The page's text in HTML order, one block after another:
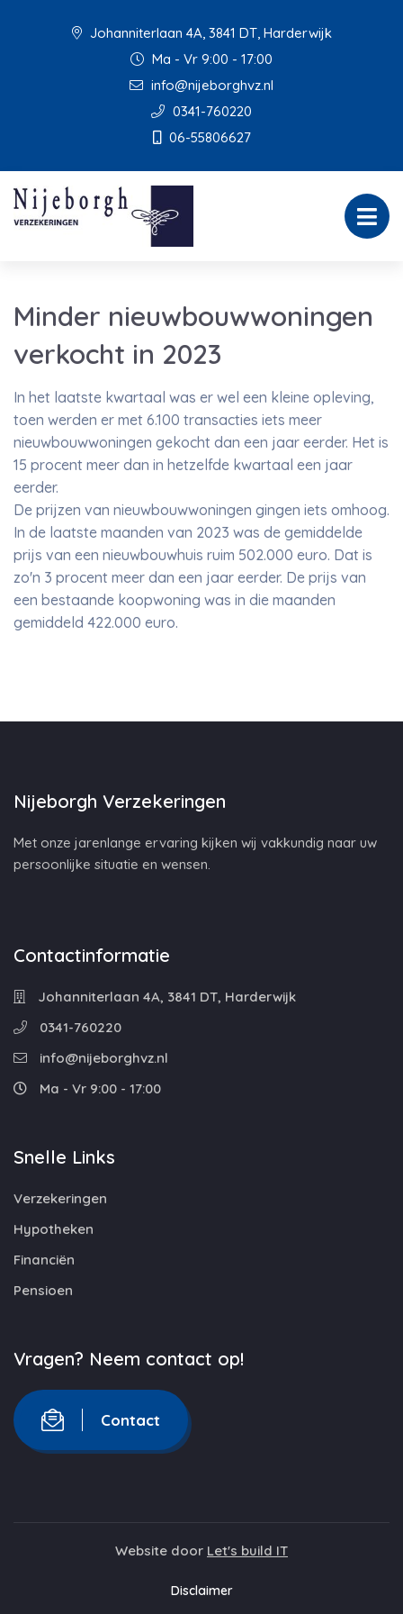
Johanniterlaan 4A, 3841 DT, Harderwijk
Ma - Vr 9:00 - 17:00
info@nijeborghvz.nl
0341-760220
06-55806627
Minder nieuwbouwwoningen
verkocht in 2023
In het laatste kwartaal was er wel een kleine opleving,
toen werden er met 6.100 transacties iets meer
nieuwbouwwoningen gekocht dan een jaar eerder. Het is
15 procent meer dan in hetzelfde kwartaal een jaar
eerder.
De prijzen van nieuwbouwwoningen gingen iets omhoog.
In de laatste maanden van 2023 was de gemiddelde
prijs van een nieuwbouwhuis ruim 502.000 euro. Dat is
zo'n 3 procent meer dan een jaar eerder. De prijs van
een bestaande koopwoning was in die maanden
gemiddeld 422.000 euro.
Nijeborgh Verzekeringen
Met onze jarenlange ervaring kijken wij vakkundig naar uw
persoonlijke situatie en wensen.
Contactinformatie
Johanniterlaan 4A, 3841 DT, Harderwijk
0341-760220
info@nijeborghvz.nl
Ma - Vr 9:00 - 17:00
Snelle Links
Verzekeringen
Hypotheken
Financiën
Pensioen
Vragen? Neem contact op!
Contact
Website door Let's build IT
Disclaimer